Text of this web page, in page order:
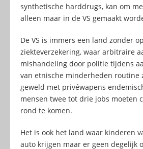
synthetische harddrugs, kan om
alleen maar in de VS gemaakt
De VS is immers een land zonder
ziekteverzekering, waar arbitraire
mishandeling door politie tijdens
van etnische minderheden routine
geweld met privéwapens
mensen twee tot drie jobs moeten
rond te komen.
Het is ook het land waar kinderen
auto krijgen maar er geen degelijk